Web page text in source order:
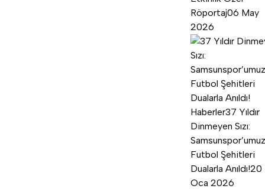
Röportaj06 May
2026
Haberler37 Yıldır
Dinmeyen Sızı:
Futbol Şehitleri
Dualarla Anıldı!20
Oca 2026